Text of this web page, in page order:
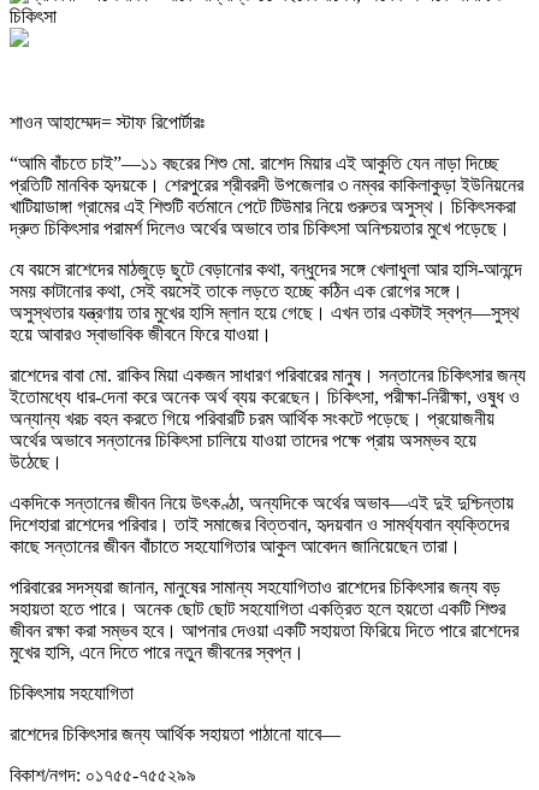
শাওন আহাম্মেদ= স্টাফ রিপোর্টারঃ
“আমি বাঁচতে চাই”—১১ বছরের শিশু মো. রাশেদ মিয়ার এই আকুতি যেন নাড়া দিচ্ছে
প্রতিটি মানবিক হৃদয়কে। শেরপুরের শ্রীবরদী উপজেলার ৩ নম্বর কাকিলাকুড়া ইউনিয়নের
খাটিয়াডাঙ্গা গ্রামের এই শিশুটি বর্তমানে পেটে টিউমার নিয়ে গুরুতর অসুস্থ। চিকিৎসকরা
দ্রুত চিকিৎসার পরামর্শ দিলেও অর্থের অভাবে তার চিকিৎসা অনিশ্চয়তার মুখে পড়েছে।
যে বয়সে রাশেদের মাঠজুড়ে ছুটে বেড়ানোর কথা, বন্ধুদের সঙ্গে খেলাধুলা আর হাসি-আনন্দে
সময় কাটানোর কথা, সেই বয়সেই তাকে লড়তে হচ্ছে কঠিন এক রোগের সঙ্গে।
অসুস্থতার যন্ত্রণায় তার মুখের হাসি ম্লান হয়ে গেছে। এখন তার একটাই স্বপ্ন—সুস্থ
হয়ে আবারও স্বাভাবিক জীবনে ফিরে যাওয়া।
রাশেদের বাবা মো. রাকিব মিয়া একজন সাধারণ পরিবারের মানুষ। সন্তানের চিকিৎসার জন্য
ইতোমধ্যে ধার-দেনা করে অনেক অর্থ ব্যয় করেছেন। চিকিৎসা, পরীক্ষা-নিরীক্ষা, ওষুধ ও
অন্যান্য খরচ বহন করতে গিয়ে পরিবারটি চরম আর্থিক সংকটে পড়েছে। প্রয়োজনীয়
অর্থের অভাবে সন্তানের চিকিৎসা চালিয়ে যাওয়া তাদের পক্ষে প্রায় অসম্ভব হয়ে
উঠেছে।
একদিকে সন্তানের জীবন নিয়ে উৎকণ্ঠা, অন্যদিকে অর্থের অভাব—এই দুই দুশ্চিন্তায়
দিশেহারা রাশেদের পরিবার। তাই সমাজের বিত্তবান, হৃদয়বান ও সামর্থ্যবান ব্যক্তিদের
কাছে সন্তানের জীবন বাঁচাতে সহযোগিতার আকুল আবেদন জানিয়েছেন তারা।
পরিবারের সদস্যরা জানান, মানুষের সামান্য সহযোগিতাও রাশেদের চিকিৎসার জন্য বড়
সহায়তা হতে পারে। অনেক ছোট ছোট সহযোগিতা একত্রিত হলে হয়তো একটি শিশুর
জীবন রক্ষা করা সম্ভব হবে। আপনার দেওয়া একটি সহায়তা ফিরিয়ে দিতে পারে রাশেদের
মুখের হাসি, এনে দিতে পারে নতুন জীবনের স্বপ্ন।
চিকিৎসায় সহযোগিতা
রাশেদের চিকিৎসার জন্য আর্থিক সহায়তা পাঠানো যাবে—
বিকাশ/নগদ: ০১৭৫৫-৭৫৫২৯৯